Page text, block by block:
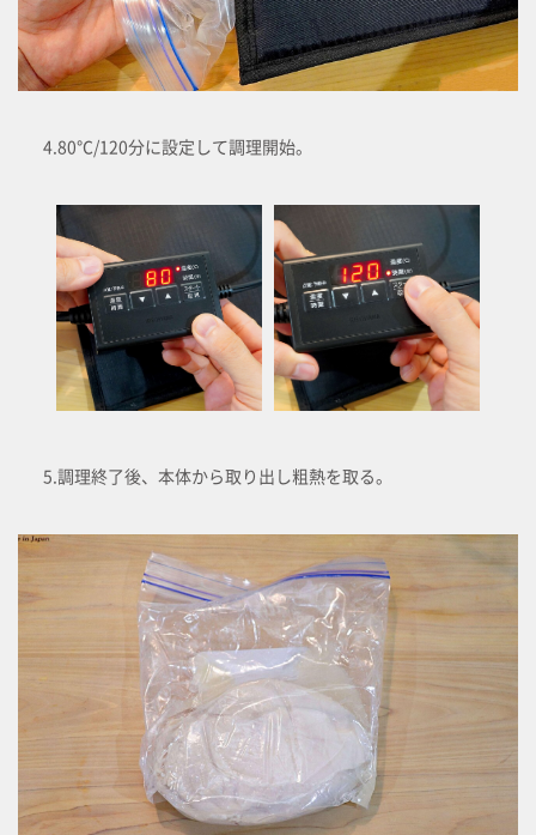
4.80℃/120分に設定して調理開始。
5.調理終了後、本体から取り出し粗熱を取る。